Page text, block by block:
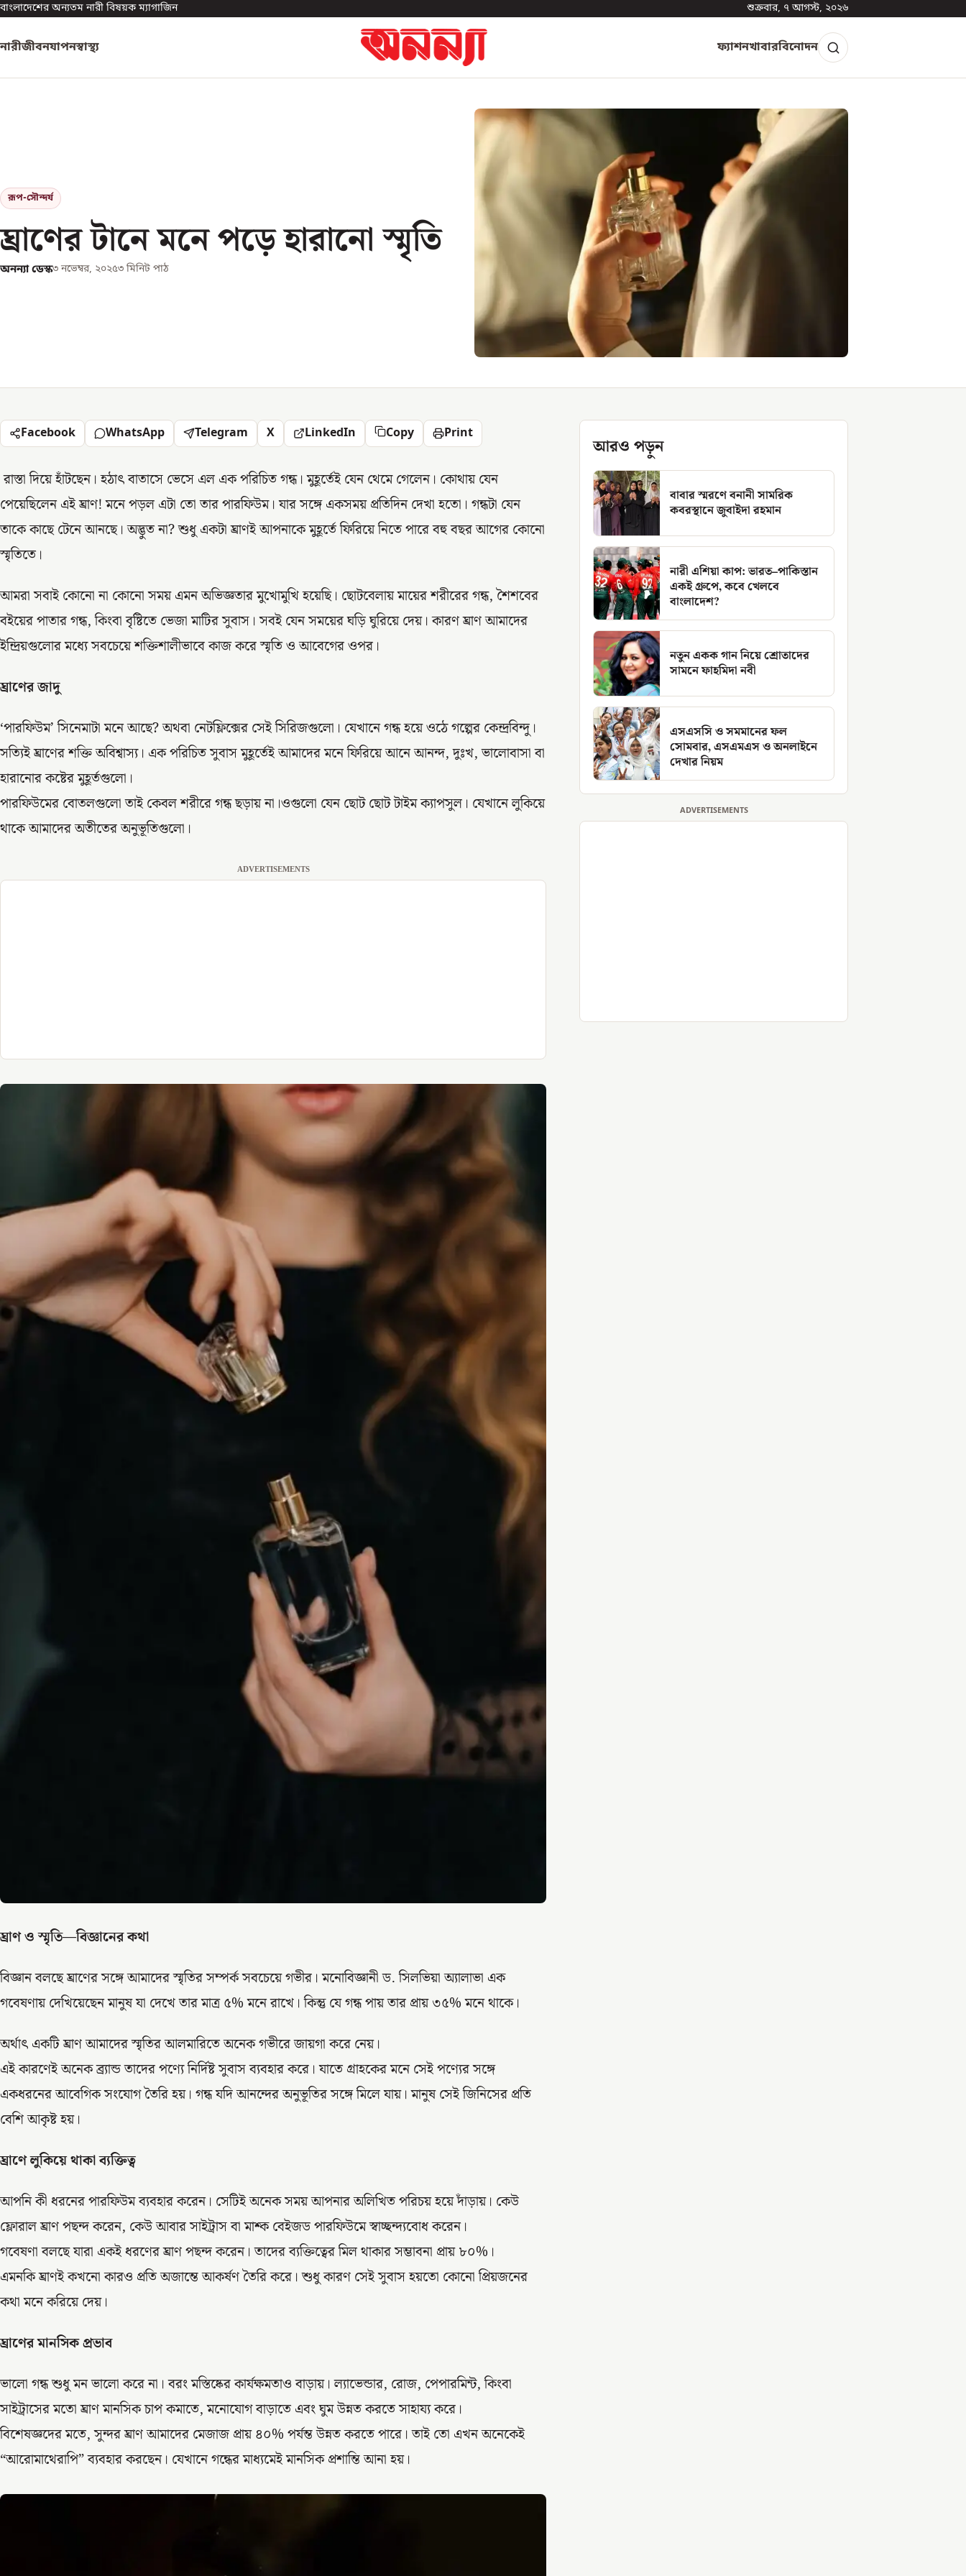
বাংলাদেশের অন্যতম নারী বিষয়ক ম্যাগাজিন শুক্রবার, ৭ আগস্ট, ২০২৬
নারীজীবনযাপনস্বাস্থ্য ফ্যাশনখাবারবিনোদন
রূপ-সৌন্দর্য
ঘ্রাণের টানে মনে পড়ে হারানো স্মৃতি
অনন্যা ডেস্ক৩ নভেম্বর, ২০২৫৩ মিনিট পাঠ
Facebook WhatsApp Telegram X LinkedIn Copy Print
রাস্তা দিয়ে হাঁটছেন। হঠাৎ বাতাসে ভেসে এল এক পরিচিত গন্ধ। মুহূর্তেই যেন থেমে গেলেন। কোথায় যেন
পেয়েছিলেন এই ঘ্রাণ! মনে পড়ল এটা তো তার পারফিউম। যার সঙ্গে একসময় প্রতিদিন দেখা হতো। গন্ধটা যেন
তাকে কাছে টেনে আনছে। অদ্ভুত না? শুধু একটা ঘ্রাণই আপনাকে মুহূর্তে ফিরিয়ে নিতে পারে বহু বছর আগের কোনো
স্মৃতিতে।
আমরা সবাই কোনো না কোনো সময় এমন অভিজ্ঞতার মুখোমুখি হয়েছি। ছোটবেলায় মায়ের শরীরের গন্ধ, শৈশবের
বইয়ের পাতার গন্ধ, কিংবা বৃষ্টিতে ভেজা মাটির সুবাস। সবই যেন সময়ের ঘড়ি ঘুরিয়ে দেয়। কারণ ঘ্রাণ আমাদের
ইন্দ্রিয়গুলোর মধ্যে সবচেয়ে শক্তিশালীভাবে কাজ করে স্মৃতি ও আবেগের ওপর।
ঘ্রাণের জাদু
‘পারফিউম’ সিনেমাটা মনে আছে? অথবা নেটফ্লিক্সের সেই সিরিজগুলো। যেখানে গন্ধ হয়ে ওঠে গল্পের কেন্দ্রবিন্দু।
সত্যিই ঘ্রাণের শক্তি অবিশ্বাস্য। এক পরিচিত সুবাস মুহূর্তেই আমাদের মনে ফিরিয়ে আনে আনন্দ, দুঃখ, ভালোবাসা বা
হারানোর কষ্টের মুহূর্তগুলো।
পারফিউমের বোতলগুলো তাই কেবল শরীরে গন্ধ ছড়ায় না।ওগুলো যেন ছোট ছোট টাইম ক্যাপসুল। যেখানে লুকিয়ে
থাকে আমাদের অতীতের অনুভূতিগুলো।
ADVERTISEMENTS
ঘ্রাণ ও স্মৃতি—বিজ্ঞানের কথা
বিজ্ঞান বলছে ঘ্রাণের সঙ্গে আমাদের স্মৃতির সম্পর্ক সবচেয়ে গভীর। মনোবিজ্ঞানী ড. সিলভিয়া অ্যালাভা এক
গবেষণায় দেখিয়েছেন মানুষ যা দেখে তার মাত্র ৫% মনে রাখে। কিন্তু যে গন্ধ পায় তার প্রায় ৩৫% মনে থাকে।
অর্থাৎ একটি ঘ্রাণ আমাদের স্মৃতির আলমারিতে অনেক গভীরে জায়গা করে নেয়।
এই কারণেই অনেক ব্র্যান্ড তাদের পণ্যে নির্দিষ্ট সুবাস ব্যবহার করে। যাতে গ্রাহকের মনে সেই পণ্যের সঙ্গে
একধরনের আবেগিক সংযোগ তৈরি হয়। গন্ধ যদি আনন্দের অনুভূতির সঙ্গে মিলে যায়। মানুষ সেই জিনিসের প্রতি
বেশি আকৃষ্ট হয়।
ঘ্রাণে লুকিয়ে থাকা ব্যক্তিত্ব
আপনি কী ধরনের পারফিউম ব্যবহার করেন। সেটিই অনেক সময় আপনার অলিখিত পরিচয় হয়ে দাঁড়ায়। কেউ
ফ্লোরাল ঘ্রাণ পছন্দ করেন, কেউ আবার সাইট্রাস বা মাশ্ক বেইজড পারফিউমে স্বাচ্ছন্দ্যবোধ করেন।
গবেষণা বলছে যারা একই ধরণের ঘ্রাণ পছন্দ করেন। তাদের ব্যক্তিত্বের মিল থাকার সম্ভাবনা প্রায় ৮০%।
এমনকি ঘ্রাণই কখনো কারও প্রতি অজান্তে আকর্ষণ তৈরি করে। শুধু কারণ সেই সুবাস হয়তো কোনো প্রিয়জনের
কথা মনে করিয়ে দেয়।
ঘ্রাণের মানসিক প্রভাব
ভালো গন্ধ শুধু মন ভালো করে না। বরং মস্তিষ্কের কার্যক্ষমতাও বাড়ায়। ল্যাভেন্ডার, রোজ, পেপারমিন্ট, কিংবা
সাইট্রাসের মতো ঘ্রাণ মানসিক চাপ কমাতে, মনোযোগ বাড়াতে এবং ঘুম উন্নত করতে সাহায্য করে।
বিশেষজ্ঞদের মতে, সুন্দর ঘ্রাণ আমাদের মেজাজ প্রায় ৪০% পর্যন্ত উন্নত করতে পারে। তাই তো এখন অনেকেই
“আরোমাথেরাপি” ব্যবহার করছেন। যেখানে গন্ধের মাধ্যমেই মানসিক প্রশান্তি আনা হয়।
আরও পড়ুন
বাবার স্মরণে বনানী সামরিক
কবরস্থানে জুবাইদা রহমান
নারী এশিয়া কাপ: ভারত–পাকিস্তান
একই গ্রুপে, কবে খেলবে
বাংলাদেশ?
নতুন একক গান নিয়ে শ্রোতাদের
সামনে ফাহমিদা নবী
এসএসসি ও সমমানের ফল
সোমবার, এসএমএস ও অনলাইনে
দেখার নিয়ম
ADVERTISEMENTS